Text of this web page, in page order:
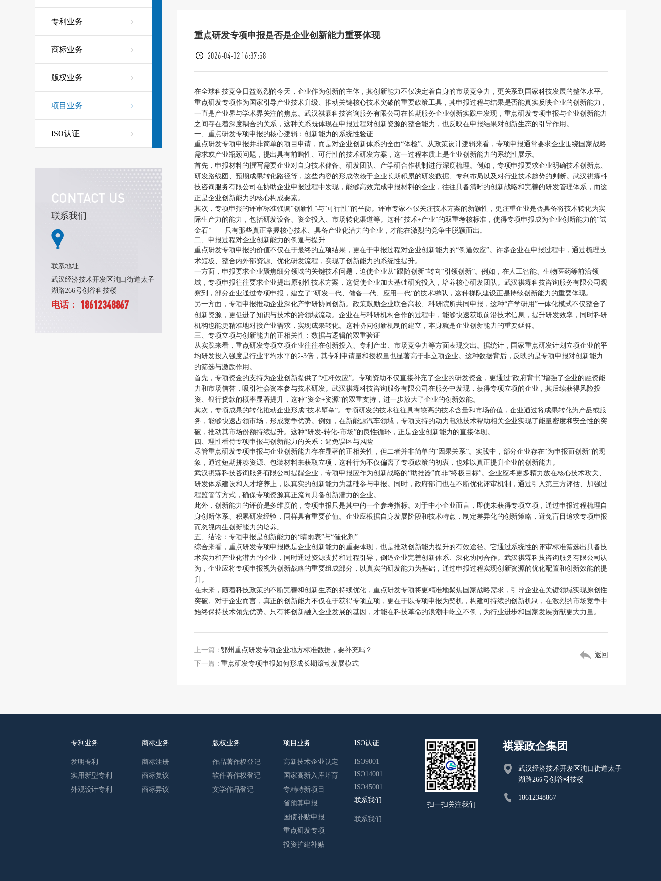
专利业务
商标业务
版权业务
项目业务
ISO认证
CONTACT US
联系我们
联系地址
武汉经济技术开发区沌口街道太子
湖路266号创谷科技楼
电话： 18612348867
重点研发专项申报是否是企业创新能力重要体现
2026-04-02 16:37:58
在全球科技竞争日益激烈的今天，企业作为创新的主体，其创新能力不仅决定着自身的市场竞争力，更关系到国家科技发展的整体水平。
重点研发专项作为国家引导产业技术升级、推动关键核心技术突破的重要政策工具，其申报过程与结果是否能真实反映企业的创新能力，
一直是产业界与学术界关注的焦点。武汉祺霖科技咨询服务有限公司在长期服务企业创新实践中发现，重点研发专项申报与企业创新能力
之间存在着深度耦合的关系，这种关系既体现在申报过程对创新资源的整合能力，也反映在申报结果对创新生态的引导作用。
一、重点研发专项申报的核心逻辑：创新能力的系统性验证
重点研发专项申报并非简单的项目申请，而是对企业创新体系的全面“体检”。从政策设计逻辑来看，专项申报通常要求企业围绕国家战略
需求或产业瓶颈问题，提出具有前瞻性、可行性的技术研发方案，这一过程本质上是企业创新能力的系统性展示。
首先，申报材料的撰写需要企业对自身技术储备、研发团队、产学研合作机制进行深度梳理。例如，专项申报要求企业明确技术创新点、
研发路线图、预期成果转化路径等，这些内容的形成依赖于企业长期积累的研发数据、专利布局以及对行业技术趋势的判断。武汉祺霖科
技咨询服务有限公司在协助企业申报过程中发现，能够高效完成申报材料的企业，往往具备清晰的创新战略和完善的研发管理体系，而这
正是企业创新能力的核心构成要素。
其次，专项申报的评审标准强调“创新性”与“可行性”的平衡。评审专家不仅关注技术方案的新颖性，更注重企业是否具备将技术转化为实
际生产力的能力，包括研发设备、资金投入、市场转化渠道等。这种“技术+产业”的双重考核标准，使得专项申报成为企业创新能力的“试
金石”——只有那些真正掌握核心技术、具备产业化潜力的企业，才能在激烈的竞争中脱颖而出。
二、申报过程对企业创新能力的倒逼与提升
重点研发专项申报的价值不仅在于最终的立项结果，更在于申报过程对企业创新能力的“倒逼效应”。许多企业在申报过程中，通过梳理技
术短板、整合内外部资源、优化研发流程，实现了创新能力的系统性提升。
一方面，申报要求企业聚焦细分领域的关键技术问题，迫使企业从“跟随创新”转向“引领创新”。例如，在人工智能、生物医药等前沿领
域，专项申报往往要求企业提出原创性技术方案，这促使企业加大基础研究投入，培养核心研发团队。武汉祺霖科技咨询服务有限公司观
察到，部分企业通过专项申报，建立了“研发一代、储备一代、应用一代”的技术梯队，这种梯队建设正是持续创新能力的重要体现。
另一方面，专项申报推动企业深化产学研协同创新。政策鼓励企业联合高校、科研院所共同申报，这种“产学研用”一体化模式不仅整合了
创新资源，更促进了知识与技术的跨领域流动。企业在与科研机构合作的过程中，能够快速获取前沿技术信息，提升研发效率，同时科研
机构也能更精准地对接产业需求，实现成果转化。这种协同创新机制的建立，本身就是企业创新能力的重要延伸。
三、专项立项与创新能力的正相关性：数据与逻辑的双重验证
从实践来看，重点研发专项立项企业往往在创新投入、专利产出、市场竞争力等方面表现突出。据统计，国家重点研发计划立项企业的平
均研发投入强度是行业平均水平的2-3倍，其专利申请量和授权量也显著高于非立项企业。这种数据背后，反映的是专项申报对创新能力
的筛选与激励作用。
首先，专项资金的支持为企业创新提供了“杠杆效应”。专项资助不仅直接补充了企业的研发资金，更通过“政府背书”增强了企业的融资能
力和市场信誉，吸引社会资本参与技术研发。武汉祺霖科技咨询服务有限公司在服务中发现，获得专项立项的企业，其后续获得风险投
资、银行贷款的概率显著提升，这种“资金+资源”的双重支持，进一步放大了企业的创新效能。
其次，专项成果的转化推动企业形成“技术壁垒”。专项研发的技术往往具有较高的技术含量和市场价值，企业通过将成果转化为产品或服
务，能够快速占领市场，形成竞争优势。例如，在新能源汽车领域，专项支持的动力电池技术帮助相关企业实现了能量密度和安全性的突
破，推动其市场份额持续提升。这种“研发-转化-市场”的良性循环，正是企业创新能力的直接体现。
四、理性看待专项申报与创新能力的关系：避免误区与风险
尽管重点研发专项申报与企业创新能力存在显著的正相关性，但二者并非简单的“因果关系”。实践中，部分企业存在“为申报而创新”的现
象，通过短期拼凑资源、包装材料来获取立项，这种行为不仅偏离了专项政策的初衷，也难以真正提升企业的创新能力。
武汉祺霖科技咨询服务有限公司提醒企业，专项申报应作为创新战略的“助推器”而非“终极目标”。企业应将更多精力放在核心技术攻关、
研发体系建设和人才培养上，以真实的创新能力为基础参与申报。同时，政府部门也在不断优化评审机制，通过引入第三方评估、加强过
程监管等方式，确保专项资源真正流向具备创新潜力的企业。
此外，创新能力的评价是多维度的，专项申报只是其中的一个参考指标。对于中小企业而言，即使未获得专项立项，通过申报过程梳理自
身创新体系、积累研发经验，同样具有重要价值。企业应根据自身发展阶段和技术特点，制定差异化的创新策略，避免盲目追求专项申报
而忽视内生创新能力的培养。
五、结论：专项申报是创新能力的“晴雨表”与“催化剂”
综合来看，重点研发专项申报既是企业创新能力的重要体现，也是推动创新能力提升的有效途径。它通过系统性的评审标准筛选出具备技
术实力和产业化潜力的企业，同时通过资源支持和过程引导，倒逼企业完善创新体系、深化协同合作。武汉祺霖科技咨询服务有限公司认
为，企业应将专项申报视为创新战略的重要组成部分，以真实的研发能力为基础，通过申报过程实现创新资源的优化配置和创新效能的提
升。
在未来，随着科技政策的不断完善和创新生态的持续优化，重点研发专项将更精准地聚焦国家战略需求，引导企业在关键领域实现原创性
突破。对于企业而言，真正的创新能力不仅在于获得专项立项，更在于以专项申报为契机，构建可持续的创新机制，在激烈的市场竞争中
始终保持技术领先优势。只有将创新融入企业发展的基因，才能在科技革命的浪潮中屹立不倒，为行业进步和国家发展贡献更大力量。
上一篇：鄂州重点研发专项企业地方标准数据，要补充吗？
下一篇：重点研发专项申报如何形成长期滚动发展模式
返回
专利业务
发明专利
实用新型专利
外观设计专利
商标业务
商标注册
商标复议
商标异议
版权业务
作品著作权登记
软件著作权登记
文学作品登记
项目业务
高新技术企业认定
国家高新入库培育
专精特新项目
省预算申报
国债补贴申报
重点研发专项
投资扩建补贴
ISO认证
ISO9001
ISO14001
ISO45001
联系我们
联系我们
扫一扫关注我们
祺霖政企集团
武汉经济技术开发区沌口街道太子
湖路266号创谷科技楼
18612348867